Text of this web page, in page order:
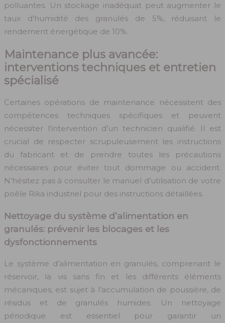
polluantes. Un stockage inadéquat peut augmenter le
taux d’humidité des granulés de 5%, réduisant le
rendement énergétique de 10%.
Maintenance plus avancée:
interventions techniques et entretien
spécialisé
Certaines opérations de maintenance nécessitent des
compétences techniques spécifiques et peuvent
nécessiter l’intervention d’un technicien qualifié. Il est
crucial de respecter scrupuleusement les instructions
du fabricant et de prendre toutes les précautions
nécessaires pour éviter tout dommage ou accident.
N’hésitez pas à consulter le manuel d’utilisation de votre
poêle Rika industriel pour des instructions détaillées.
Nettoyage du système d’alimentation en
granulés: prévenir les blocages et les
dysfonctionnements
Le système d’alimentation en granulés, comprenant le
réservoir, la vis sans fin et les différents éléments
mécaniques, est sujet à l’accumulation de poussière, de
résidus et de granulés humides. Un nettoyage
périodique est essentiel pour garantir un